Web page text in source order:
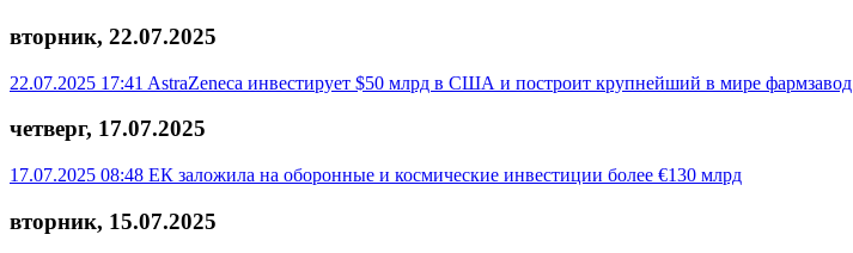
вторник, 22.07.2025
22.07.2025 17:41 AstraZeneca инвестирует $50 млрд в США и построит крупнейший в мире фармзавод
четверг, 17.07.2025
17.07.2025 08:48 ЕК заложила на оборонные и космические инвестиции более €130 млрд
вторник, 15.07.2025